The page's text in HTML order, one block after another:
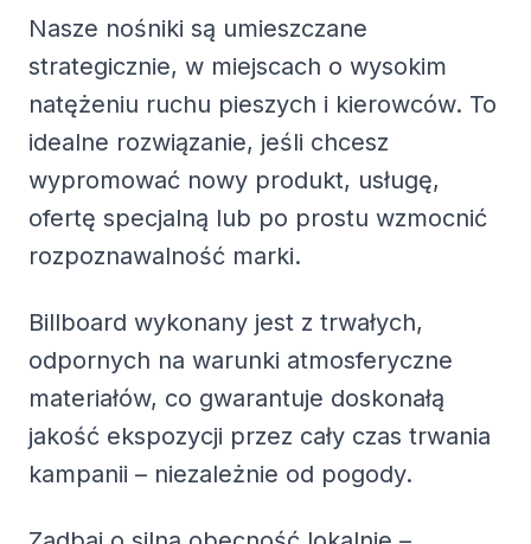
Nasze nośniki są umieszczane
strategicznie, w miejscach o wysokim
natężeniu ruchu pieszych i kierowców. To
idealne rozwiązanie, jeśli chcesz
wypromować nowy produkt, usługę,
ofertę specjalną lub po prostu wzmocnić
rozpoznawalność marki.
Billboard wykonany jest z trwałych,
odpornych na warunki atmosferyczne
materiałów, co gwarantuje doskonałą
jakość ekspozycji przez cały czas trwania
kampanii – niezależnie od pogody.